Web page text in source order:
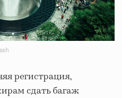
регистрация,
сдать багаж